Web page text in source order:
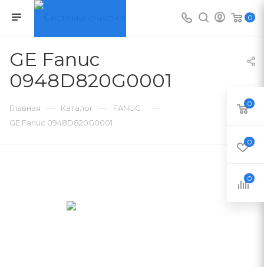
0
GE Fanuc
0948D820G0001
Главная — Каталог — FANUC —
GE Fanuc 0948D820G0001
0
0
0